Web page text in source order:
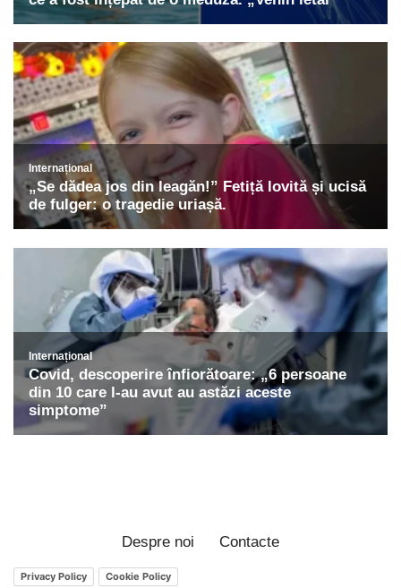
Despre noi Contacte
Privacy Policy Cookie Policy